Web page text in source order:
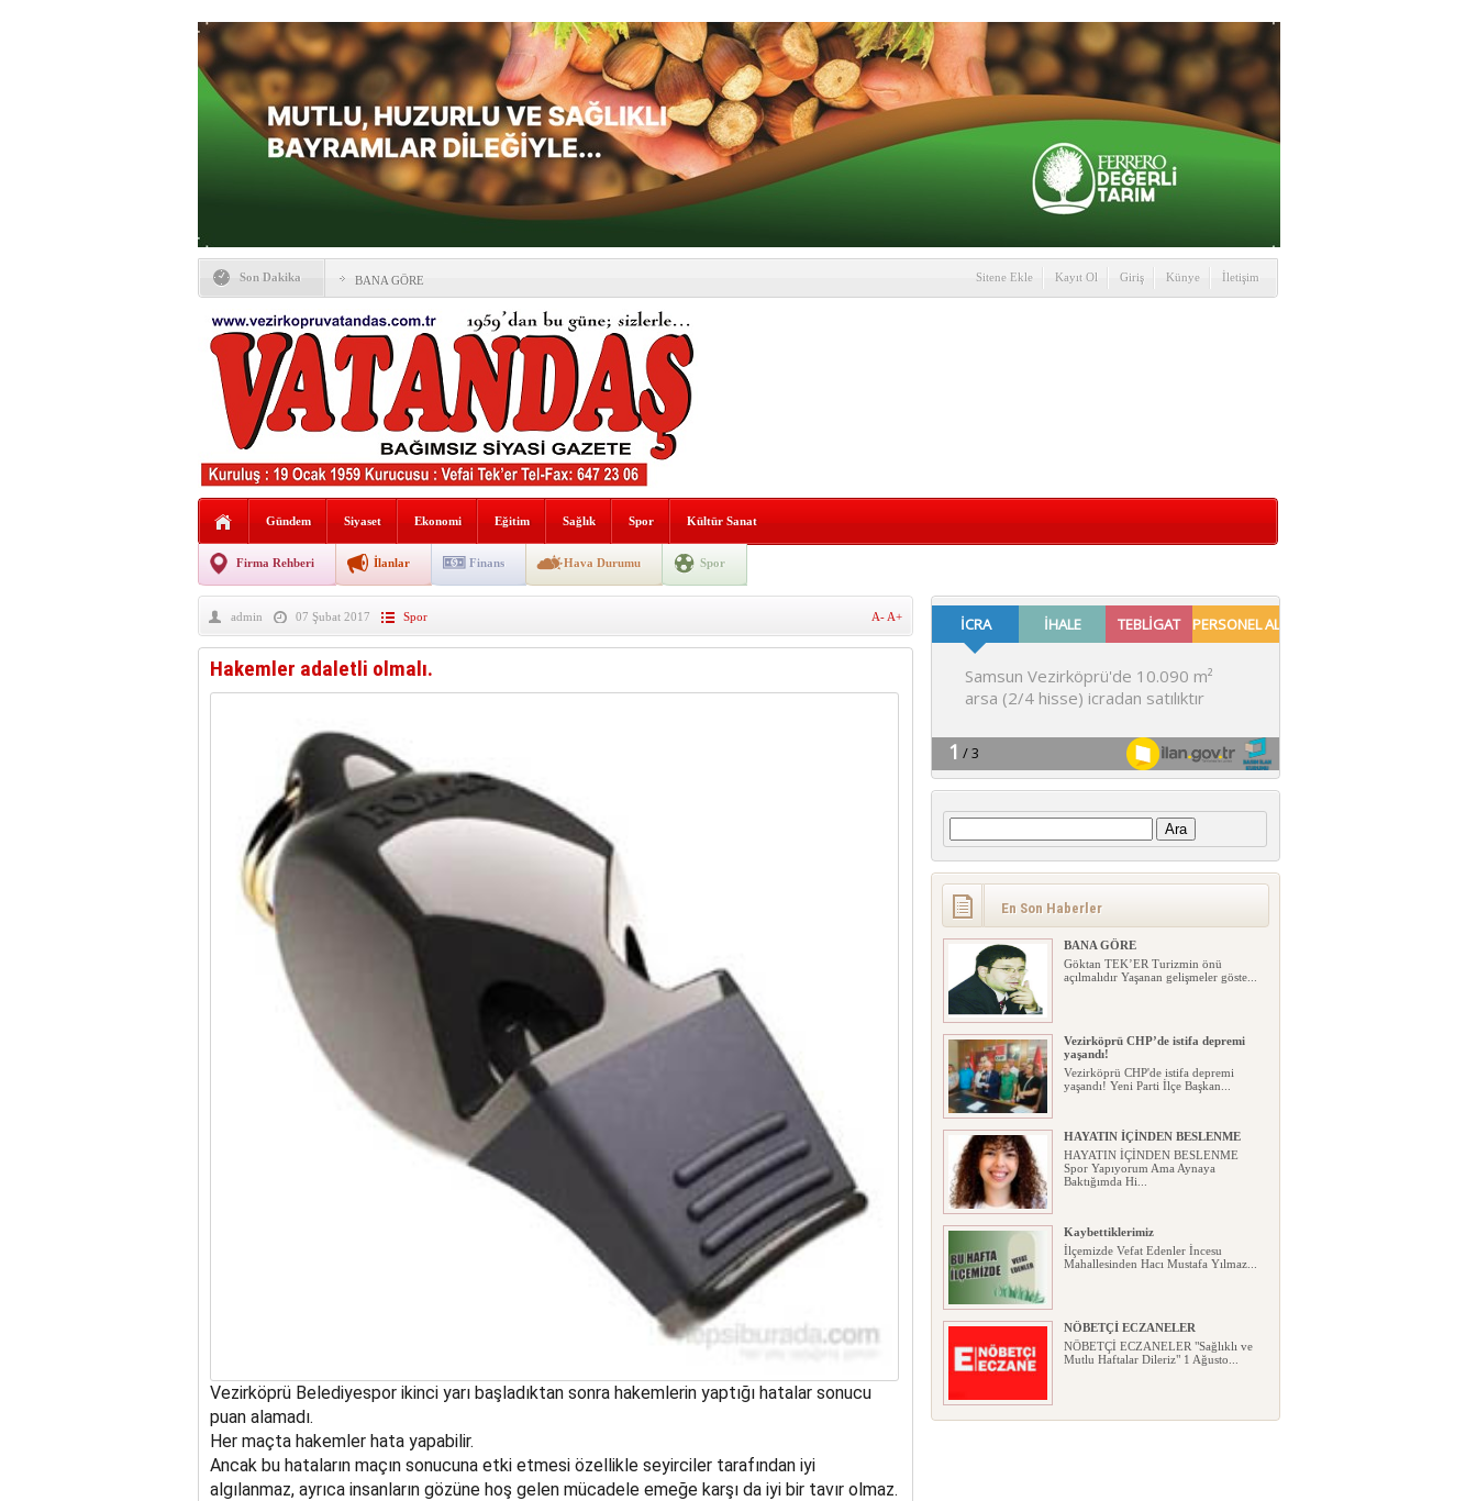
Son Dakika BANA GÖRE
Vezirköprü CHP’de istifa depremi yaşandı!
HAYATIN İÇİNDEN BESLENME
Kaybettiklerimiz
NÖBETÇİ ECZANELER
Okullarda yeni dönem: Yönetmelik kapsamlı şekilde
değişti
taşınıyor
Hafif ticari araç takla attı! 2’si Çocuk 5 Yaralı
“Yaz Seninle Güzel” doğa yürüyüşü
Sitene Ekle Kayıt Ol Giriş Künye İletişim
Gündem Siyaset Ekonomi Eğitim Sağlık Spor Kültür Sanat
Firma Rehberi İlanlar Finans Hava Durumu Spor
admin 07 Şubat 2017 Spor A- A+
Hakemler adaletli olmalı.
Vezirköprü Belediyespor ikinci yarı başladıktan sonra hakemlerin yaptığı hatalar sonucu
puan alamadı.
Her maçta hakemler hata yapabilir.
Ancak bu hataların maçın sonucuna etki etmesi özellikle seyirciler tarafından iyi
algılanmaz, ayrıca insanların gözüne hoş gelen mücadele emeğe karşı da iyi bir tavır olmaz.
Arama:
En Son Haberler
BANA GÖRE
Göktan TEK’ER Turizmin önü
açılmalıdır Yaşanan gelişmeler göste...
Vezirköprü CHP’de istifa depremi
yaşandı!
Vezirköprü CHP'de istifa depremi
yaşandı! Yeni Parti İlçe Başkan...
HAYATIN İÇİNDEN BESLENME
HAYATIN İÇİNDEN BESLENME
Spor Yapıyorum Ama Aynaya
Baktığımda Hi...
Kaybettiklerimiz
İlçemizde Vefat Edenler İncesu
Mahallesinden Hacı Mustafa Yılmaz...
NÖBETÇİ ECZANELER
NÖBETÇİ ECZANELER "Sağlıklı ve
Mutlu Haftalar Dileriz" 1 Ağusto...
Okullarda yeni dönem: Yönetmelik